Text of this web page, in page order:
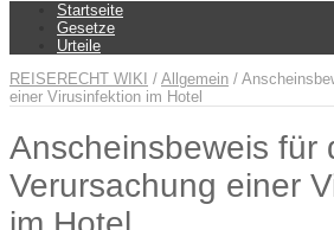
Startseite
Gesetze
Urteile
REISERECHT WIKI / Allgemein /
einer Virusinfektion im Hotel
Anscheinsbeweis für
Verursachung einer